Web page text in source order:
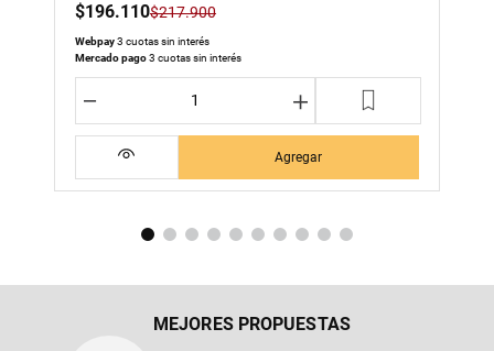
$196.110$217.900
Webpay3 cuotas sin interés
Mercado pago3 cuotas sin interés
＋
－
Agregar
MEJORES PROPUESTAS